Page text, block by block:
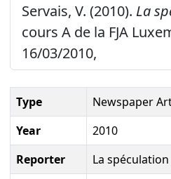
Servais, V. (2010). La
cours A de la FJA
16/03/2010,
Type
Newspaper
Year
2010
Reporter
La